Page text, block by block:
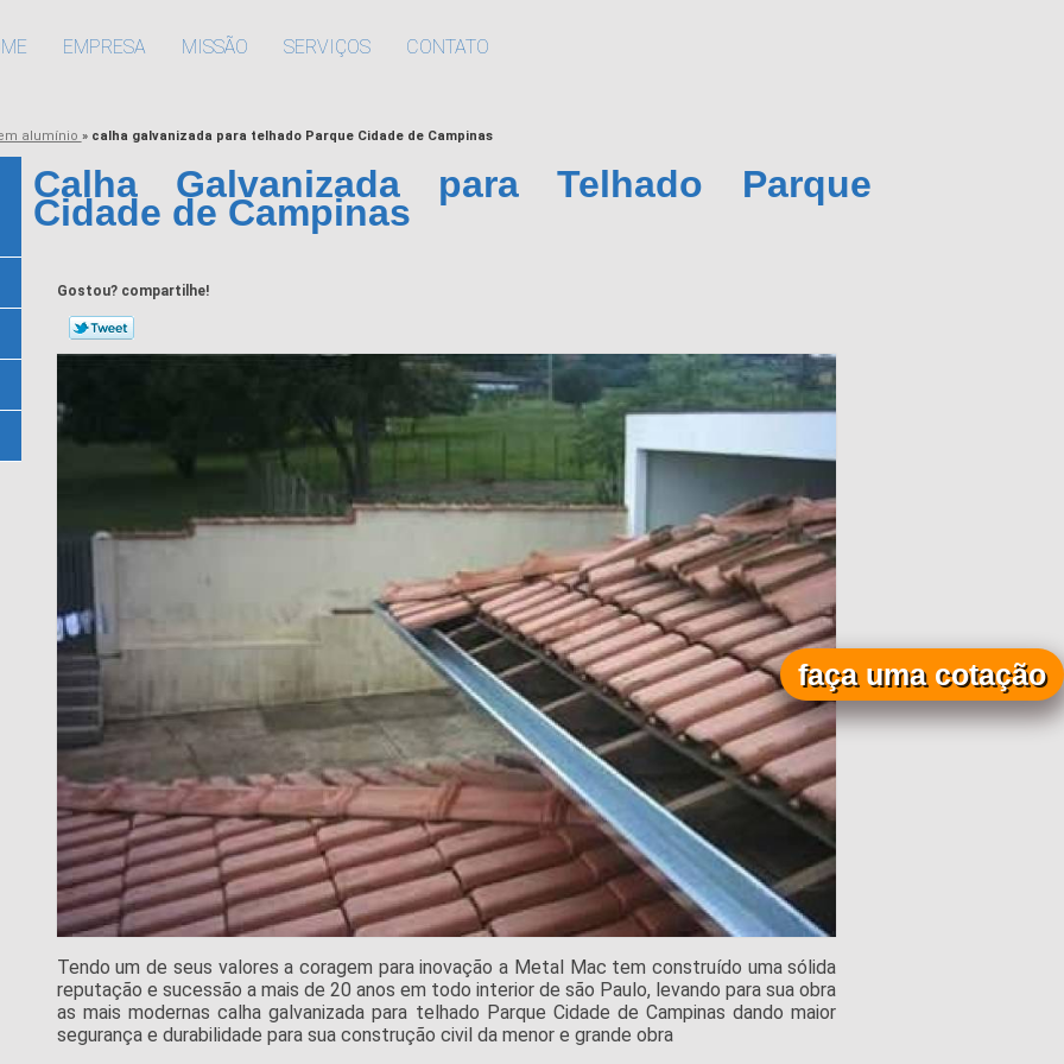
EMPRESA MISSÃO SERVIÇOS CONTATO
alumínio » calha galvanizada para telhado Parque Cidade de Campinas
Calha Galvanizada para Telhado Parque
Cidade de Campinas
Gostou? compartilhe!
Tendo um de seus valores a coragem para inovação a Metal Mac tem construído uma sólida
reputação e sucessão a mais de 20 anos em todo interior de são Paulo, levando para sua obra
as mais modernas calha galvanizada para telhado Parque Cidade de Campinas dando maior
segurança e durabilidade para sua construção civil da menor e grande obra
faça uma cotação